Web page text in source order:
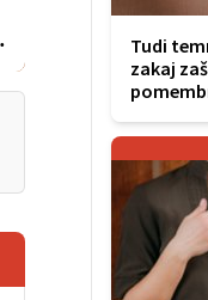
Tudi
zakaj